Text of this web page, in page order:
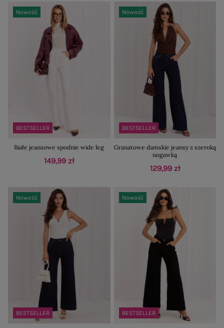
BESTSELLER
Nowość
Białe jeansowe spodnie wide leg
149,99 zł
BESTSELLER
Nowość
Granatowe damskie jeansy z szeroką
nogawką
129,99 zł
BESTSELLER
Nowość
BESTSELLER
Nowość